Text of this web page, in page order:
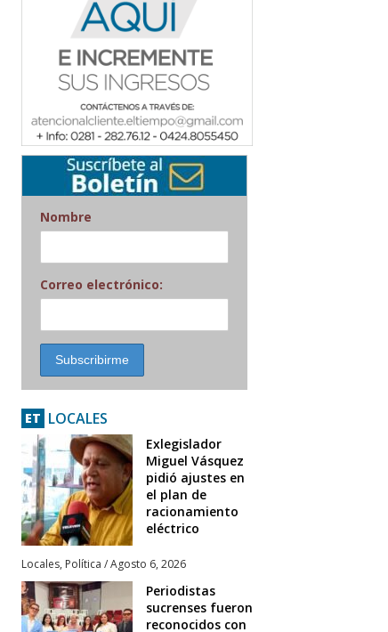
Nombre
Correo electrónico:
ET LOCALES
Exlegislador
Miguel Vásquez
pidió ajustes en
el plan de
racionamiento
eléctrico
Locales, Política /Agosto 6, 2026
Periodistas
sucrenses fueron
reconocidos con